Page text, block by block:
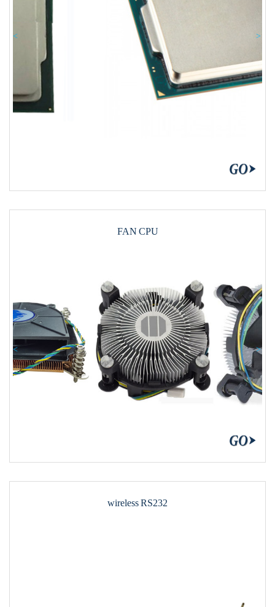
Previous
FAN CPU
Previous
wireless RS232